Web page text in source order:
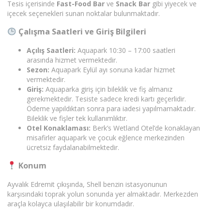
Tesis içerisinde Fast-Food Bar ve Snack Bar gibi yiyecek ve
içecek seçenekleri sunan noktalar bulunmaktadır.
Çalışma Saatleri ve Giriş Bilgileri
Açılış Saatleri: Aquapark 10:30 – 17:00 saatleri
arasında hizmet vermektedir.
Sezon: Aquapark Eylül ayı sonuna kadar hizmet
vermektedir.
Giriş: Aquaparka giriş için bileklik ve fiş almanız
gerekmektedir. Tesiste sadece kredi kartı geçerlidir.
Ödeme yapıldıktan sonra para iadesi yapılmamaktadır.
Bileklik ve fişler tek kullanımlıktır.
Otel Konaklaması: Berk’s Wetland Otel’de konaklayan
misafirler aquapark ve çocuk eğlence merkezinden
ücretsiz faydalanabilmektedir.
Konum
Ayvalık Edremit çıkışında, Shell benzin istasyonunun
karşısındaki toprak yolun sonunda yer almaktadır. Merkezden
araçla kolayca ulaşılabilir bir konumdadır.